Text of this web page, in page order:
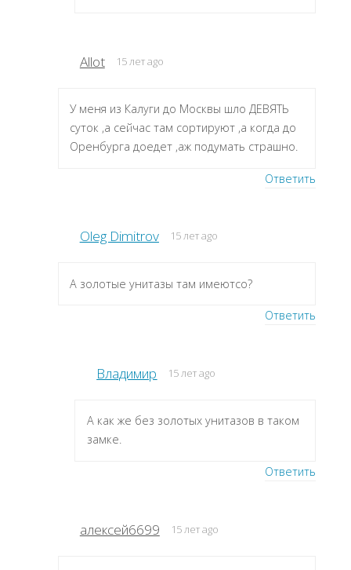
Allot 15 лет ago
У меня из Калуги до Москвы шло ДЕВЯТЬ
суток ,а сейчас там сортируют ,а когда до
Оренбурга доедет ,аж подумать страшно.
Ответить
Oleg Dimitrov 15 лет ago
А золотые унитазы там имеютсо?
Ответить
Владимир 15 лет ago
А как же без золотых унитазов в таком
замке.
Ответить
алексей6699 15 лет ago